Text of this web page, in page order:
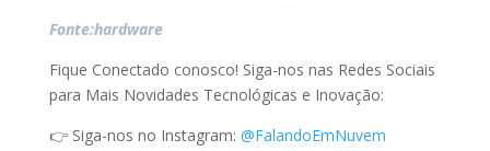
Fonte:hardware
Fique Conectado conosco! Siga-nos nas Redes Sociais
para Mais Novidades Tecnológicas e Inovação:
👉 Siga-nos no Instagram: @FalandoEmNuvem